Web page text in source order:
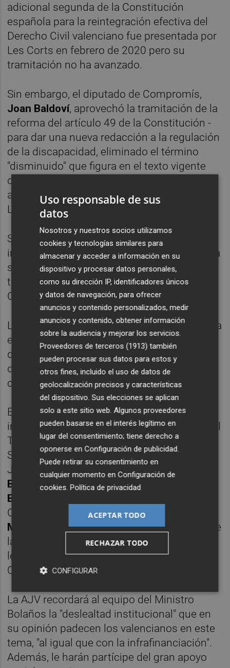
adicional segunda de la Constitución
española para la reintegración efectiva del
Derecho Civil valenciano fue presentada por
Les Corts en febrero de 2020 pero su
tramitación no ha avanzado.
Sin embargo, el diputado de Compromís,
Joan Baldoví, aprovechó la tramitación de la
reforma del artículo 49 de la Constitución -
para dar una nueva redacción a la regulación
de la discapacidad, eliminado el término
"disminuido" que figura en el texto vigente
desde 1978- y presentó una enmienda para
aprobar al mismo tiempo la proposición de
Les Corts.
Según Chirivella, Juristes Valenciana
informará a Laura Díez de "la decepción de la
sociedad civil valenciana por el retraso en la
tramitación de la reforma planteada por les
Corts en febrero de 2020".
La Associació solicitará al PSOE que apoye la
enmienda presentada por Baldovi a petición
de la AJV. En su opinión, un voto contrario
del Grupo Socialista sería contrario al
compromiso del Pacte del Botànic.
El equipo de Juristes Valencians estará
integrado porPascual Sala, ex presidente del
Tribunal Constitucional, del Tribunal
Supremo, del Consejo General del Poder
Judicial y del Tribunal de Cuentas;
Boix Valebona, abogada y politóloga;
Barceló Domenech
Civil de la Universidad de Alicante;
Miguel Higuera Lujan, abogado y redactor de
la modificación constitucional aprobada por
les Corts Valencianes, y José Ramón
Chirivella.
La AJV recordará al equipo del Ministro
Bolaños la "deslealtad institucional" que en
su opinión padecen los valencianos en este
tema, "al igual que con la infrafinanciación".
Además, le harán partícipe del gran apoyo
Uso responsable de sus
datos
Nosotros y nuestros socios utilizamos
cookies y tecnologías similares para
almacenar y acceder a información en su
dispositivo y procesar datos personales,
como su dirección IP, identificadores únicos
y datos de navegación, para ofrecer
anuncios y contenido personalizados, medir
anuncios y contenido, obtener información
sobre la audiencia y mejorar los servicios.
Proveedores de terceros (1913) también
pueden procesar sus datos para estos y
otros fines, incluido el uso de datos de
geolocalización precisos y características
del dispositivo. Sus elecciones se aplican
solo a este sitio web. Algunos proveedores
pueden basarse en el interés legítimo en
lugar del consentimiento; tiene derecho a
oponerse enConfiguración de publicidad
Puede retirar su consentimiento en
cualquier momento enConfiguración de
cookies .Política de privacidad
ACEPTAR TODO
RECHAZAR TODO
CONFIGURAR